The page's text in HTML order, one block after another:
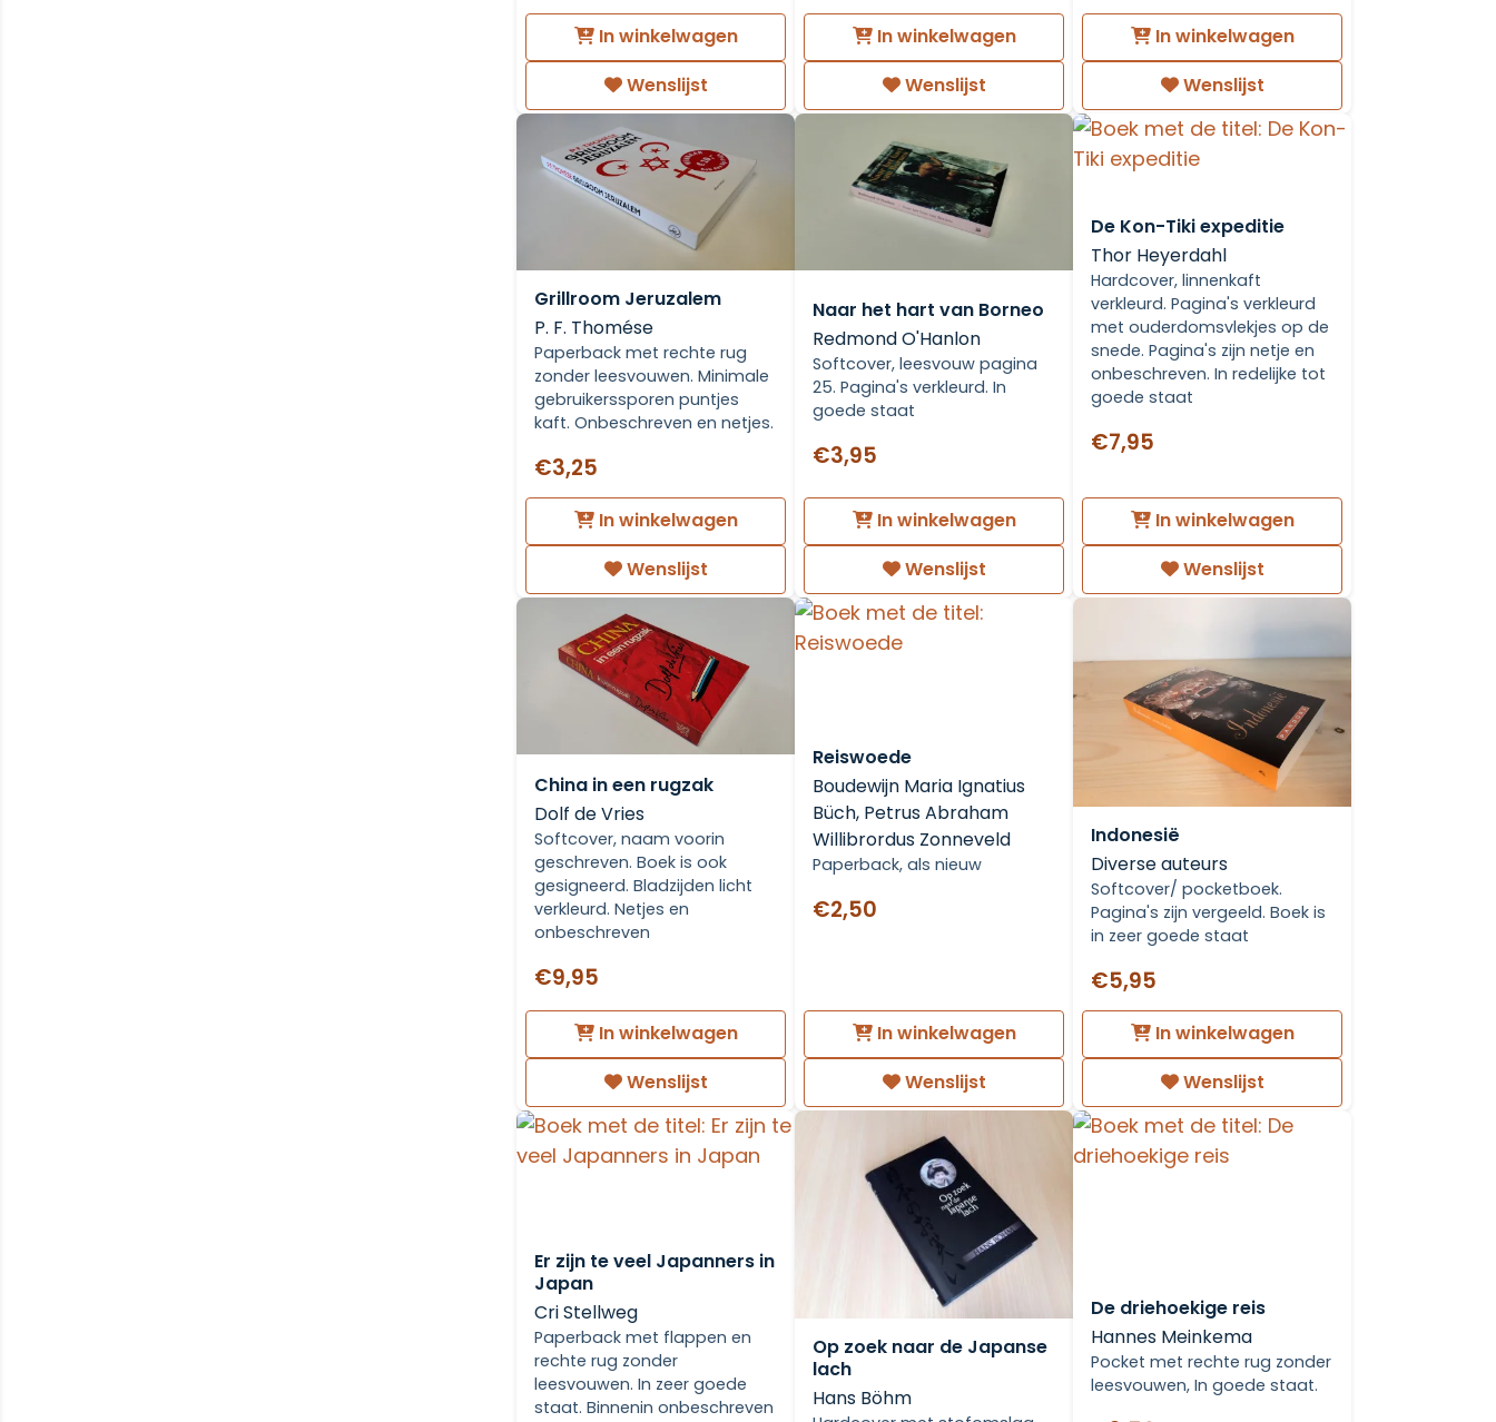
In winkelwagen
Wenslijst
In winkelwagen
Wenslijst
In winkelwagen
Wenslijst
Grillroom Jeruzalem
P. F. Thomése
Paperback met rechte rug
zonder leesvouwen. Minimale
gebruikerssporen puntjes
kaft. Onbeschreven en netjes.
€3,25
In winkelwagen
Wenslijst
Naar het hart van Borneo
Redmond O'Hanlon
Softcover, leesvouw pagina
25. Pagina's verkleurd. In
goede staat
€3,95
In winkelwagen
Wenslijst
De Kon-Tiki expeditie
Thor Heyerdahl
Hardcover, linnenkaft
verkleurd. Pagina's verkleurd
met ouderdomsvlekjes op de
snede. Pagina's zijn netje en
onbeschreven. In redelijke tot
goede staat
€7,95
In winkelwagen
Wenslijst
China in een rugzak
Dolf de Vries
Softcover, naam voorin
geschreven. Boek is ook
gesigneerd. Bladzijden licht
verkleurd. Netjes en
onbeschreven
€9,95
In winkelwagen
Wenslijst
Reiswoede
Boudewijn Maria Ignatius
Büch, Petrus Abraham
Willibrordus Zonneveld
Paperback, als nieuw
€2,50
In winkelwagen
Wenslijst
Indonesië
Diverse auteurs
Softcover/ pocketboek.
Pagina's zijn vergeeld. Boek is
in zeer goede staat
€5,95
In winkelwagen
Wenslijst
Er zijn te veel Japanners in
Japan
Cri Stellweg
Paperback met flappen en
rechte rug zonder
leesvouwen. In zeer goede
staat. Binnenin onbeschreven
Op zoek naar de Japanse
lach
Hans Böhm
De driehoekige reis
Hannes Meinkema
Pocket met rechte rug zonder
leesvouwen, In goede staat.